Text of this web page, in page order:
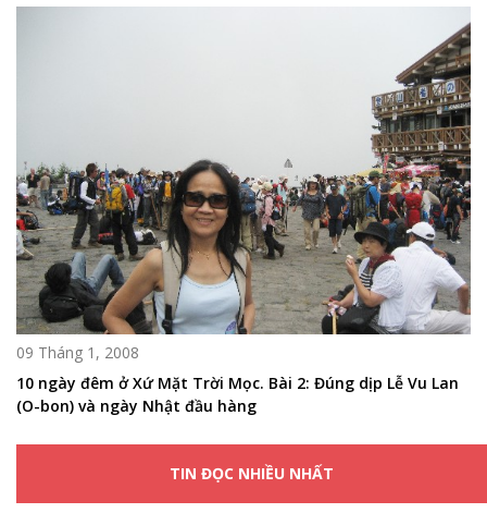
09 Tháng 1, 2008
10 ngày đêm ở Xứ Mặt Trời Mọc. Bài 2: Đúng dịp Lễ Vu Lan
(O-bon) và ngày Nhật đầu hàng
TIN ĐỌC NHIỀU NHẤT